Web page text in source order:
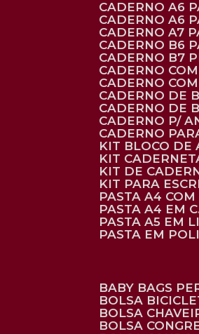
CADERNO A6
CADERNO A6
CADERNO A7
CADERNO B6
CADERNO B7
CADERNO
CADERNO
CADERNO DE
CADERNO DE
CADERNO P/
CADERNO
KIT BLOCO
KIT
KIT DE
KIT PARA
PASTA A4
PASTA A4 EM
PASTA A5 EM
PASTA EM
BABY BAGS
BOLSA
BOLSA
BOLSA